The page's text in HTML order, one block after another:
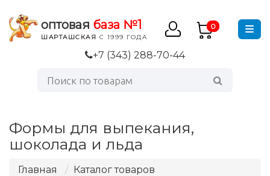
оптовая база №1
ШАРТАШСКАЯ С 1999 ГОДА
0
+7 (343) 288-70-44
Формы для выпекания,
шоколада и льда
Главная
Каталог товаров